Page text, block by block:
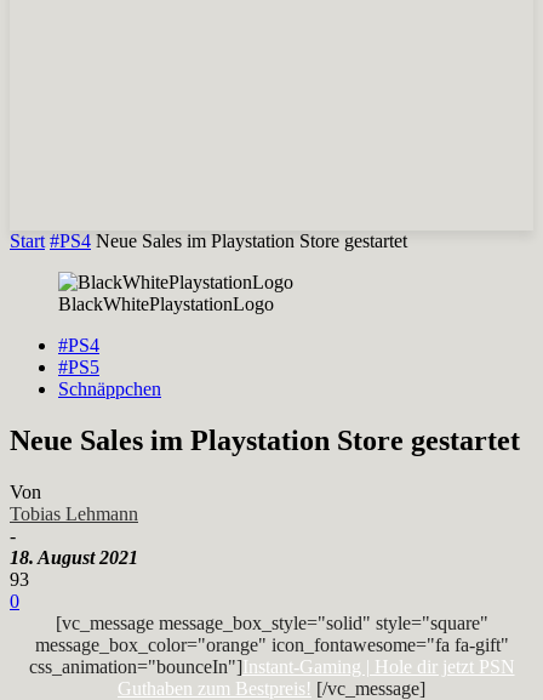
Start #PS4 Neue Sales im Playstation Store gestartet
BlackWhitePlaystationLogo
#PS4
#PS5
Schnäppchen
Neue Sales im Playstation Store gestartet
Von
Tobias Lehmann
-
18. August 2021
93
0
[vc_message message_box_style="solid" style="square"
message_box_color="orange" icon_fontawesome="fa fa-gift"
css_animation="bounceIn"]Instant-Gaming | Hole dir jetzt PSN
Guthaben zum Bestpreis! [/vc_message]